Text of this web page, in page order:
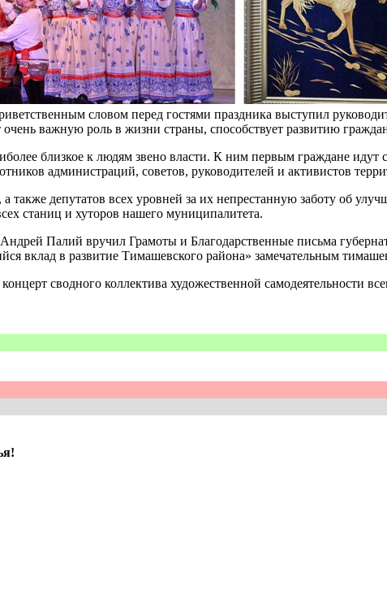
словом перед гостями праздника выступил
очень важную роль в жизни страны, способствует развитию
близкое к людям звено власти. К ним первым граждане
администраций, советов, руководителей и активистов
а также депутатов всех уровней за их непрестанную заботу об
станиц и хуторов нашего муниципалитета.
Палий вручил Грамоты и Благодарственные письма
вклад в развитие Тимашевского района» замечательным
сводного коллектива художественной самодеятельности